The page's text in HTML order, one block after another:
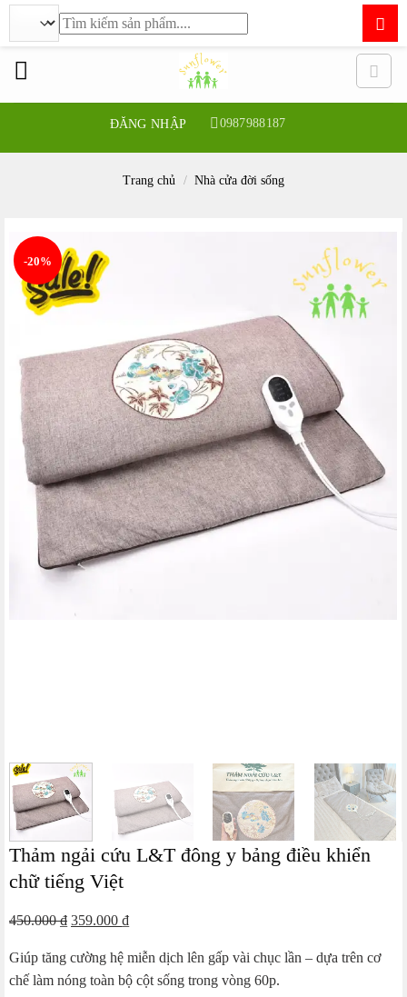
ĐĂNG NHẬP 0987988187
Tìm
kiếm:
Trang chủ / Nhà cửa đời sống
-20%
Thảm ngải cứu L&T đông y bảng điều khiển
chữ tiếng Việt
450.000₫ Giá
là:
450.000 ₫.
359.000 ₫Giá
tại
là:
Giúp tăng cường hệ miễn dịch lên gấp vài chục lần – dựa trên cơ
chế làm nóng toàn bộ cột sống trong vòng 60p.